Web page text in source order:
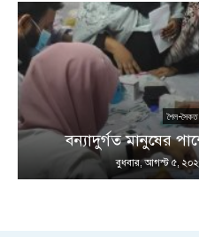
শৈল-সৈকত
বন্যাদুর্গত মানুষের
বুধবার, আগস্ট ৫,